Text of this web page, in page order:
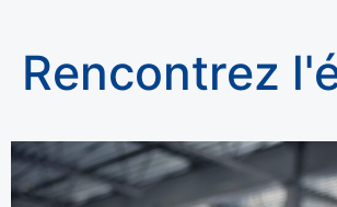
Rencontrez